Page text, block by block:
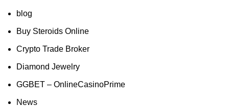
blog
Buy Steroids Online
Crypto Trade Broker
Diamond Jewelry
GGBET – OnlineCasinoPrime
News